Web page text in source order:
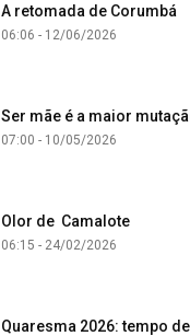
A retomada de Corumbá
06:06 - 12/06/2026
Ser mãe é a maior
07:00 - 10/05/2026
Olor de Camalote
06:15 - 24/02/2026
Quaresma 2026: tempo